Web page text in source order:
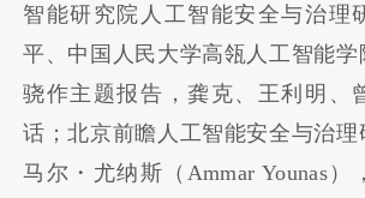
智能研究院人工智能安全与治理
平、中国人民大学高瓴人工智能
骁作主题报告，龚克、王利明、
话；北京前瞻人工智能安全与治
马尔・尤纳斯（Ammar Younas）